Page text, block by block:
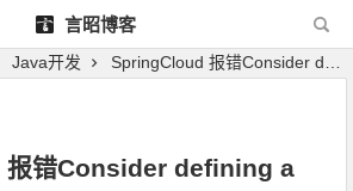
言昭博客
Java开发 SpringCloud 报错Consider defining a bean of type 'org.springframework.mail.javamail.JavaMailSender'
错Consider defining a